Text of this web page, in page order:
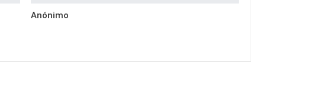
Anónimo